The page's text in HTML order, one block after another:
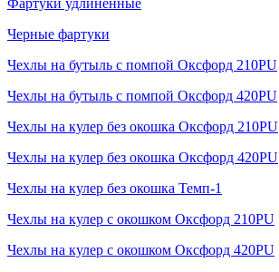
Фартуки удлиненные
Черные фартуки
Чехлы на бутыль с помпой Оксфорд 210PU
Чехлы на бутыль с помпой Оксфорд 420PU
Чехлы на кулер без окошка Оксфорд 210PU
Чехлы на кулер без окошка Оксфорд 420PU
Чехлы на кулер без окошка Темп-1
Чехлы на кулер с окошком Оксфорд 210PU
Чехлы на кулер с окошком Оксфорд 420PU